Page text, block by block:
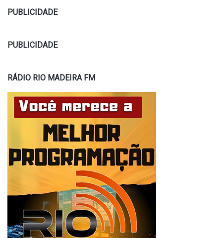
PUBLICIDADE
PUBLICIDADE
RÁDIO RIO MADEIRA FM